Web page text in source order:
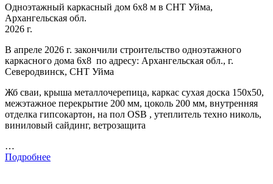
Одноэтажный каркасный дом 6х8 м в СНТ Уйма,
Архангельская обл.
2026 г.
В апреле 2026 г. закончили строительство одноэтажного
каркасного дома 6х8 по адресу: Архангельская обл., г.
Северодвинск, СНТ Уйма
Жб сваи, крыша металлочерепица, каркас сухая доска 150х50,
межэтажное перекрытие 200 мм, цоколь 200 мм, внутренняя
отделка гипсокартон, на пол OSB , утеплитель техно николь,
виниловый сайдинг, ветрозащита
…
Подробнее